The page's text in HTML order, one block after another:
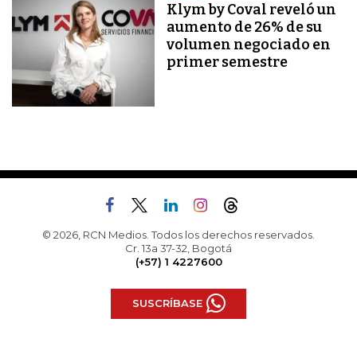
Klym by Coval reveló un
aumento de 26% de su
volumen negociado en
primer semestre
© 2026, RCN Medios. Todos los derechos reservados.
Cr. 13a 37-32, Bogotá
(+57) 1 4227600
SUSCRÍBASE